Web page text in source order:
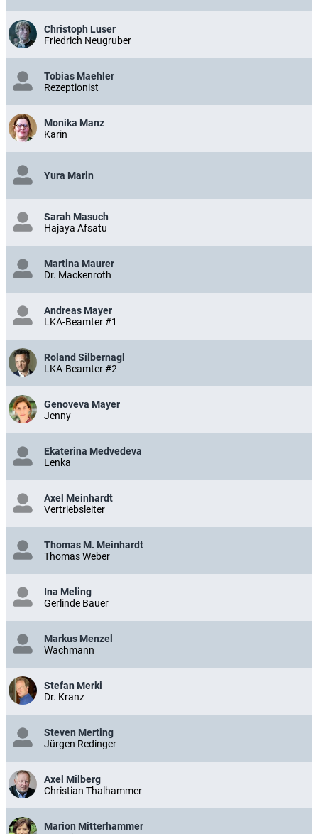
Christoph Luser
Friedrich Neugruber
Tobias Maehler
Rezeptionist
Monika Manz
Karin
Yura Marin
Sarah Masuch
Hajaya Afsatu
Martina Maurer
Dr. Mackenroth
Andreas Mayer
LKA-Beamter #1
Roland Silbernagl
LKA-Beamter #2
Genoveva Mayer
Jenny
Ekaterina Medvedeva
Lenka
Axel Meinhardt
Vertriebsleiter
Thomas M. Meinhardt
Thomas Weber
Ina Meling
Gerlinde Bauer
Markus Menzel
Wachmann
Stefan Merki
Dr. Kranz
Steven Merting
Jürgen Redinger
Axel Milberg
Christian Thalhammer
Marion Mitterhammer